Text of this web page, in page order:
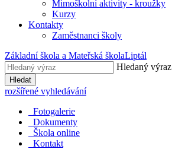
Mimoškolní aktivity - kroužky
Kurzy
Kontakty
Zaměstnanci školy
Základní škola a Mateřská školaLiptál
Hledaný výraz
Hledat
rozšířené vyhledávání
Fotogalerie
Dokumenty
Škola online
Kontakt